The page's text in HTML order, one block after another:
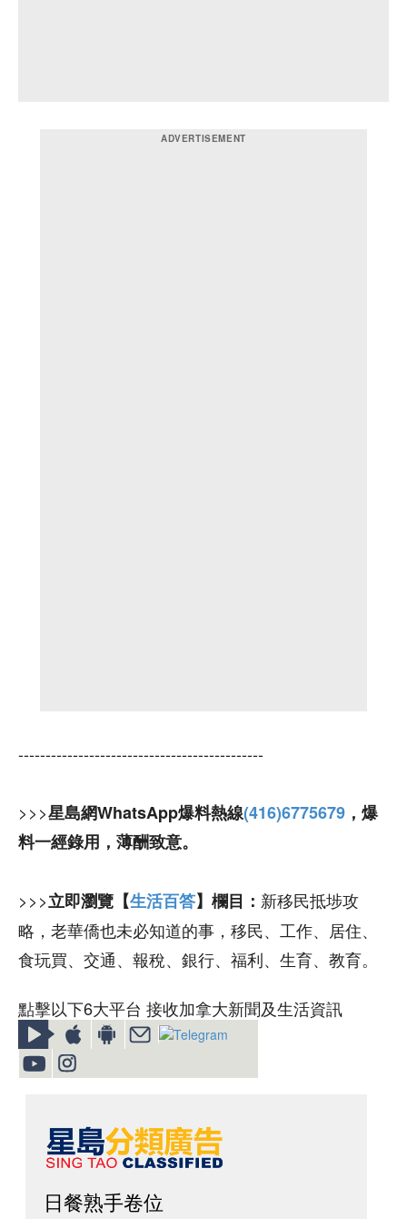
---------------------------------------------
>>>星島網WhatsApp爆料熱線(416)6775679 ，爆
料一經錄用，薄酬致意。
>>>立即瀏覽【生活百答】欄目： 新移民抵埗攻
略，老華僑也未必知道的事，移民、工作、居住、
食玩買、交通、報稅、銀行、福利、生育、教育。
點擊以下6大平台 接收加拿大新聞及生活資訊